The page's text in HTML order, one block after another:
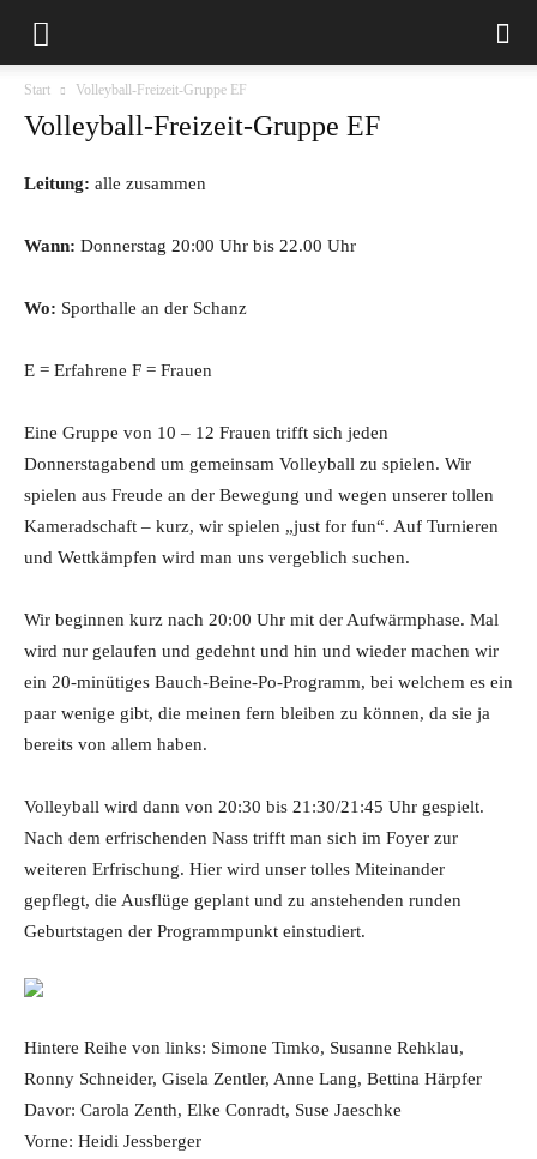
Start Volleyball-Freizeit-Gruppe EF
Volleyball-Freizeit-Gruppe EF
Leitung: alle zusammen
Wann: Donnerstag 20:00 Uhr bis 22.00 Uhr
Wo: Sporthalle an der Schanz
E = Erfahrene F = Frauen
Eine Gruppe von 10 – 12 Frauen trifft sich jeden
Donnerstagabend um gemeinsam Volleyball zu spielen. Wir
spielen aus Freude an der Bewegung und wegen unserer tollen
Kameradschaft – kurz, wir spielen „just for fun“. Auf Turnieren
und Wettkämpfen wird man uns vergeblich suchen.
Wir beginnen kurz nach 20:00 Uhr mit der Aufwärmphase. Mal
wird nur gelaufen und gedehnt und hin und wieder machen wir
ein 20-minütiges Bauch-Beine-Po-Programm, bei welchem es ein
paar wenige gibt, die meinen fern bleiben zu können, da sie ja
bereits von allem haben.
Volleyball wird dann von 20:30 bis 21:30/21:45 Uhr gespielt.
Nach dem erfrischenden Nass trifft man sich im Foyer zur
weiteren Erfrischung. Hier wird unser tolles Miteinander
gepflegt, die Ausflüge geplant und zu anstehenden runden
Geburtstagen der Programmpunkt einstudiert.
Hintere Reihe von links: Simone Timko, Susanne Rehklau,
Ronny Schneider, Gisela Zentler, Anne Lang, Bettina Härpfer
Davor: Carola Zenth, Elke Conradt, Suse Jaeschke
Vorne: Heidi Jessberger